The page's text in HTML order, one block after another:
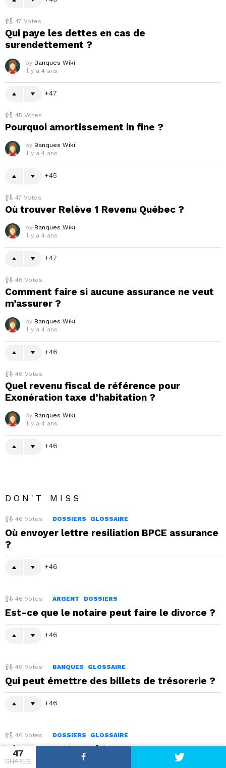
47
SHARES
47 Votes
Qui paye les dettes en cas de
surendettement ?
by Banques Wiki
il y a 4 ans
47
45 Votes
Pourquoi amortissement in fine ?
by Banques Wiki
il y a 4 ans
45
47 Votes
Où trouver Relève 1 Revenu Québec ?
by Banques Wiki
il y a 4 ans
47
46 Votes
Comment faire si aucune assurance ne veut
m’assurer ?
by Banques Wiki
il y a 4 ans
46
46 Votes
Quel revenu fiscal de référence pour
Exonération taxe d’habitation ?
by Banques Wiki
il y a 4 ans
46
DON'T MISS
46 Votes DOSSIERS GLOSSAIRE
Où envoyer lettre resiliation BPCE assurance
?
46
46 Votes ARGENT DOSSIERS
Est-ce que le notaire peut faire le divorce ?
46
46 Votes BANQUES GLOSSAIRE
Qui peut émettre des billets de trésorerie ?
46
46 Votes DOSSIERS GLOSSAIRE
Où payer par PayPal ?